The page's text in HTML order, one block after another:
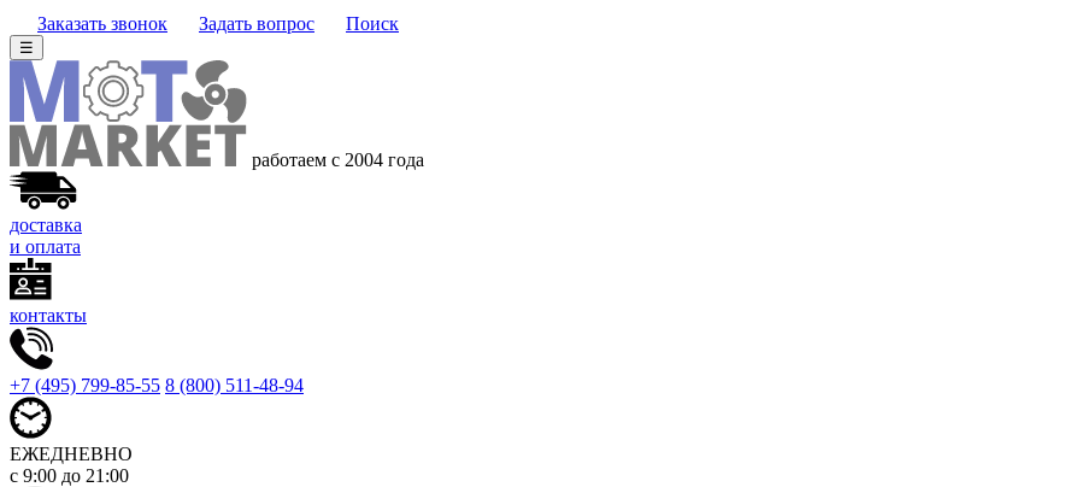
Заказать звонок Задать вопрос Поиск
☰
работаем с 2004 года
доставка
и оплата
контакты
+7 (495) 799-85-55 8 (800) 511-48-94
ЕЖЕДНЕВНО
с 9:00 до 21:00